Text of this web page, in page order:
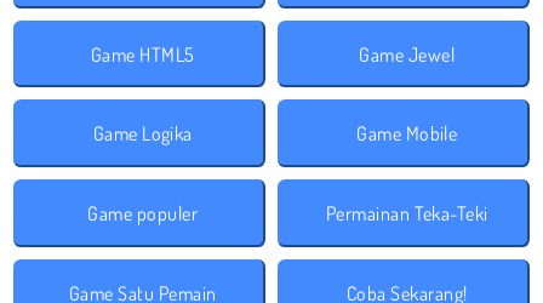
Game HTML5 Game Jewel
Game Logika Game Mobile
Game populer Permainan Teka-Teki
Game Satu Pemain Coba Sekarang!